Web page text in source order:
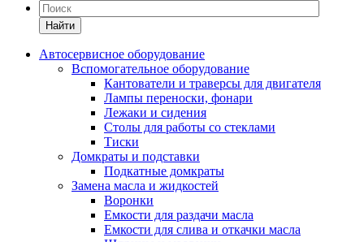
Найти
Автосервисное оборудование
Вспомогательное оборудование
Кантователи и траверсы для двигателя
Лампы переноски, фонари
Лежаки и сидения
Столы для работы со стеклами
Тиски
Домкраты и подставки
Подкатные домкраты
Замена масла и жидкостей
Воронки
Емкости для раздачи масла
Емкости для слива и откачки масла